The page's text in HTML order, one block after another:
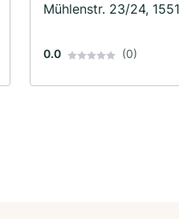
Mühlenstr. 23/24,
0.0 (0)